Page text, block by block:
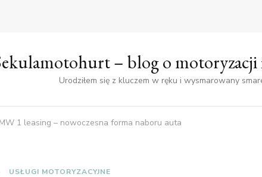
– blog o motoryzacji
Urodziłem się z kluczem w ręku i wysmarowany
1 leasing – nowoczesna forma naboru auta
USŁUGI MOTORYZACYJNE